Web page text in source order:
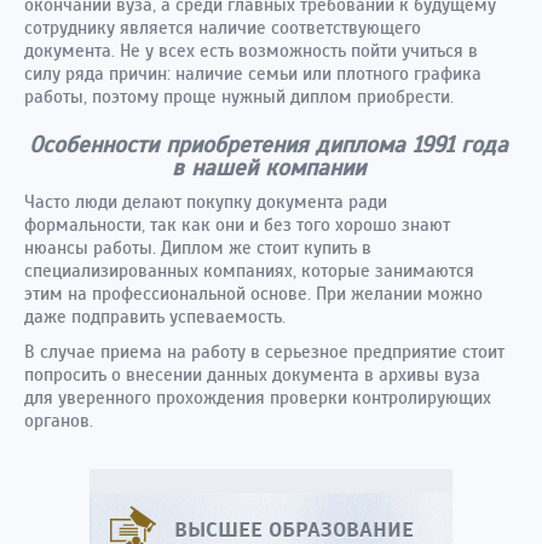
окончании вуза, а среди главных требований к будущему
сотруднику является наличие соответствующего
документа. Не у всех есть возможность пойти учиться в
силу ряда причин: наличие семьи или плотного графика
работы, поэтому проще нужный диплом приобрести.
Особенности приобретения диплома 1991 года
в нашей компании
Часто люди делают покупку документа ради
формальности, так как они и без того хорошо знают
нюансы работы. Диплом же стоит купить в
специализированных компаниях, которые занимаются
этим на профессиональной основе. При желании можно
даже подправить успеваемость.
В случае приема на работу в серьезное предприятие стоит
попросить о внесении данных документа в архивы вуза
для уверенного прохождения проверки контролирующих
органов.
ВЫСШЕЕ ОБРАЗОВАНИЕ